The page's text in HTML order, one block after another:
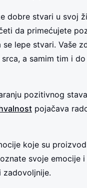
dobre stvari u svoj
da primećujete
lepe stvari. Vaše
a samim tim i
pozitivnog
pojačava
koje su
svoje emocije
zadovoljnije.